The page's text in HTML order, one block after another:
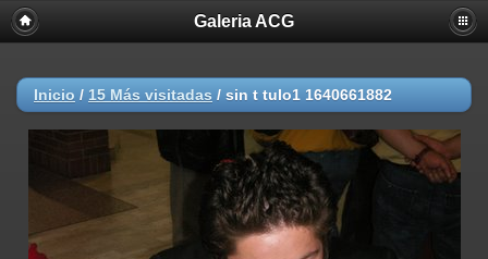
Galeria ACG
Inicio / 15 Más visitadas / sin t tulo1 1640661882